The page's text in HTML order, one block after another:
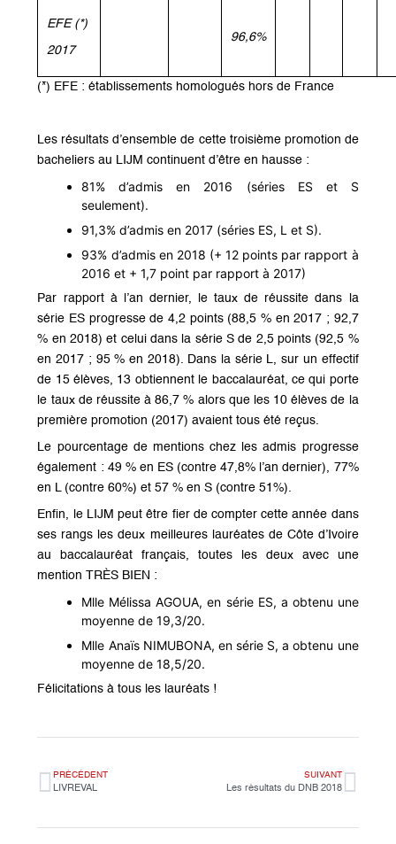
EFE (*)
2017
96,6%
(*) EFE : établissements homologués hors de France
Les résultats d’ensemble de cette troisième promotion de
bacheliers au LIJM continuent d’être en hausse :
81% d’admis en 2016 (séries ES et S
seulement).
91,3% d’admis en 2017 (séries ES, L et S).
93% d’admis en 2018 (+ 12 points par rapport à
2016 et + 1,7 point par rapport à 2017)
Par rapport à l’an dernier, le taux de réussite dans la
série ES progresse de 4,2 points (88,5 % en 2017 ; 92,7
% en 2018) et celui dans la série S de 2,5 points (92,5 %
en 2017 ; 95 % en 2018). Dans la série L, sur un effectif
de 15 élèves, 13 obtiennent le baccalauréat, ce qui porte
le taux de réussite à 86,7 % alors que les 10 élèves de la
première promotion (2017) avaient tous été reçus.
Le pourcentage de mentions chez les admis progresse
également : 49 % en ES (contre 47,8% l’an dernier), 77%
en L (contre 60%) et 57 % en S (contre 51%).
Enfin, le LIJM peut être fier de compter cette année dans
ses rangs les deux meilleures lauréates de Côte d’Ivoire
au baccalauréat français, toutes les deux avec une
mention TRÈS BIEN :
Mlle Mélissa AGOUA, en série ES, a obtenu une
moyenne de 19,3/20.
Mlle Anaïs NIMUBONA, en série S, a obtenu une
moyenne de 18,5/20.
Félicitations à tous les lauréats !
PRÉCÉDENT
LIVREVAL
SUIVANT
Les résultats du DNB 2018